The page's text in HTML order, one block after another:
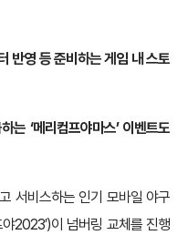
반영 등 준비하는 게임 내 스토
는 ‘메리컴프야마스’ 이벤트도
서비스하는 인기 모바일 야구
2023′)이 넘버링 교체를 진행